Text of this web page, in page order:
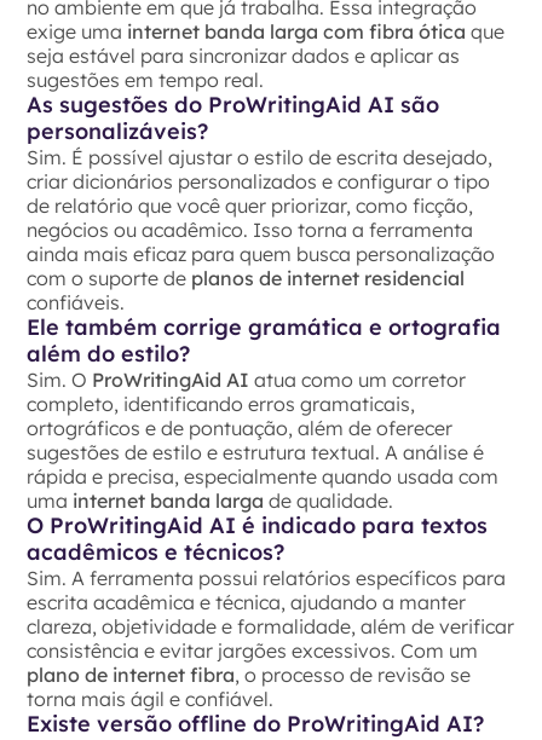
no ambiente em que já trabalha. Essa integração
exige uma internet banda larga com fibra ótica que
seja estável para sincronizar dados e aplicar as
sugestões em tempo real.
As sugestões do ProWritingAid AI são
personalizáveis?
Sim. É possível ajustar o estilo de escrita desejado,
criar dicionários personalizados e configurar o tipo
de relatório que você quer priorizar, como ficção,
negócios ou acadêmico. Isso torna a ferramenta
ainda mais eficaz para quem busca personalização
com o suporte de planos de internet residencial
confiáveis.
Ele também corrige gramática e ortografia
além do estilo?
Sim. O ProWritingAid AIatua como um corretor
completo, identificando erros gramaticais,
ortográficos e de pontuação, além de oferecer
sugestões de estilo e estrutura textual. A análise é
rápida e precisa, especialmente quando usada com
uma internet banda larga de qualidade.
O ProWritingAid AI é indicado para textos
acadêmicos e técnicos?
Sim. A ferramenta possui relatórios específicos para
escrita acadêmica e técnica, ajudando a manter
clareza, objetividade e formalidade, além de verificar
consistência e evitar jargões excessivos. Com um
plano de internet fibra, o processo de revisão se
torna mais ágil e confiável.
Existe versão offline do ProWritingAid AI?